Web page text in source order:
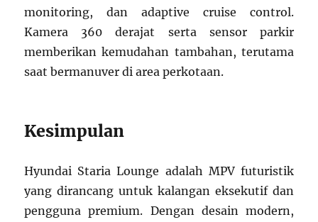
monitoring, dan adaptive cruise control.
Kamera 360 derajat serta sensor parkir
memberikan kemudahan tambahan, terutama
saat bermanuver di area perkotaan.
Kesimpulan
Hyundai Staria Lounge adalah MPV futuristik
yang dirancang untuk kalangan eksekutif dan
pengguna premium. Dengan desain modern,